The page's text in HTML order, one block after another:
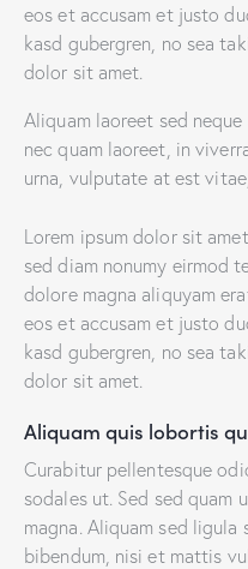
eos et accusam et justo
kasd gubergren, no sea
dolor sit amet.
Aliquam laoreet sed
nec quam laoreet, in
urna, vulputate at est
Lorem ipsum dolor sit
sed diam nonumy eirmod
dolore magna aliquyam
eos et accusam et justo
kasd gubergren, no sea
dolor sit amet.
Aliquam quis lobortis
Curabitur pellentesque
sodales ut. Sed sed quam
magna. Aliquam sed
bibendum, nisi et mattis